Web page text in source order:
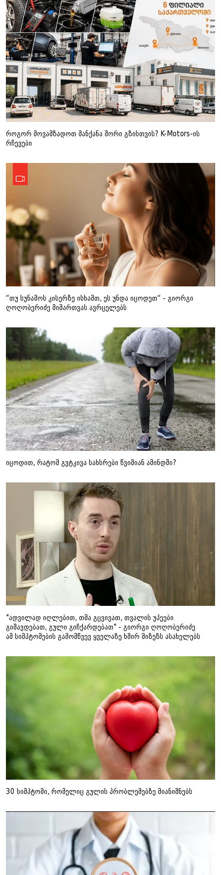
როგორ მოვამზადოთ მანქანა შორი გზისთვის? K-Motors-ის
რჩევები
“თუ სუნამოს კისერზე ისხამთ, ეს უნდა იცოდეთ“ - გიორგი
ღოღობერიძე მიმართვას ავრცელებს
იცოდით, რატომ გვტკივა სახსრები წვიმიან ამინდში?
"ადვილად იღლებით, თმა გცვივათ, თვალის უპეები
გიშავდებათ, გული გიჩქარდებათ" - გიორგი ღოღობერიძე
ამ სიმპტომების გამომწვევ ყველაზე ხშირ მიზეზს ასახელებს
30 სიმპტომი, რომელიც გულის პრობლემებზე მიანიშნებს